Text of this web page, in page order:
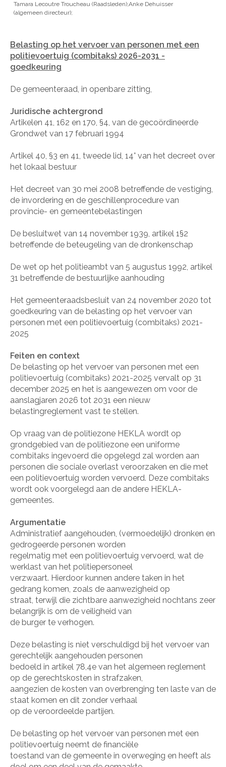
Tamara Lecoutre Troucheau (Raadsleden);Anke Dehuisser
(algemeen directeur);
Belasting op het vervoer van personen met een
politievoertuig (combitaks) 2026-2031 -
goedkeuring
De gemeenteraad, in openbare zitting,
Juridische achtergrond
Artikelen 41, 162 en 170, §4, van de gecoördineerde
Grondwet van 17 februari 1994
Artikel 40, §3 en 41, tweede lid, 14° van het decreet over
het lokaal bestuur
Het decreet van 30 mei 2008 betreffende de vestiging,
de invordering en de geschillenprocedure van
provincie- en gemeentebelastingen
De besluitwet van 14 november 1939, artikel 1§2
betreffende de beteugeling van de dronkenschap
De wet op het politieambt van 5 augustus 1992, artikel
31 betreffende de bestuurlijke aanhouding
Het gemeenteraadsbesluit van 24 november 2020 tot
goedkeuring van de belasting op het vervoer van
personen met een politievoertuig (combitaks) 2021-
2025
Feiten en context
De belasting op het vervoer van personen met een
politievoertuig (combitaks) 2021-2025 vervalt op 31
december 2025 en het is aangewezen om voor de
aanslagjaren 2026 tot 2031 een nieuw
belastingreglement vast te stellen.
Op vraag van de politiezone HEKLA wordt op
grondgebied van de politiezone een uniforme
combitaks ingevoerd die opgelegd zal worden aan
personen die sociale overlast veroorzaken en die met
een politievoertuig worden vervoerd. Deze combitaks
wordt ook voorgelegd aan de andere HEKLA-
gemeentes.
Argumentatie
Administratief aangehouden, (vermoedelijk) dronken en
gedrogeerde personen worden
regelmatig met een politievoertuig vervoerd, wat de
werklast van het politiepersoneel
verzwaart. Hierdoor kunnen andere taken in het
gedrang komen, zoals de aanwezigheid op
straat, terwijl die zichtbare aanwezigheid nochtans zeer
belangrijk is om de veiligheid van
de burger te verhogen.
Deze belasting is niet verschuldigd bij het vervoer van
gerechtelijk aangehouden personen
bedoeld in artikel 78,4e van het algemeen reglement
op de gerechtskosten in strafzaken,
aangezien de kosten van overbrenging ten laste van de
staat komen en dit zonder verhaal
op de veroordeelde partijen.
De belasting op het vervoer van personen met een
politievoertuig neemt de financiële
toestand van de gemeente in overweging en heeft als